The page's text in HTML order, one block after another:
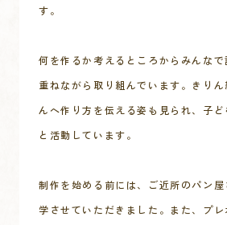
す。
何を作るか考えるところからみんな
重ねながら取り組んでいます。きり
んへ作り方を伝える姿も見られ、子ど
と活動しています。
制作を始める前には、ご近所のパン
学させていただきました。また、プ